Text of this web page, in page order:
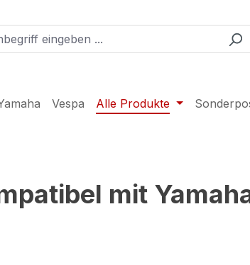
Vespa Alle Produkte
mit